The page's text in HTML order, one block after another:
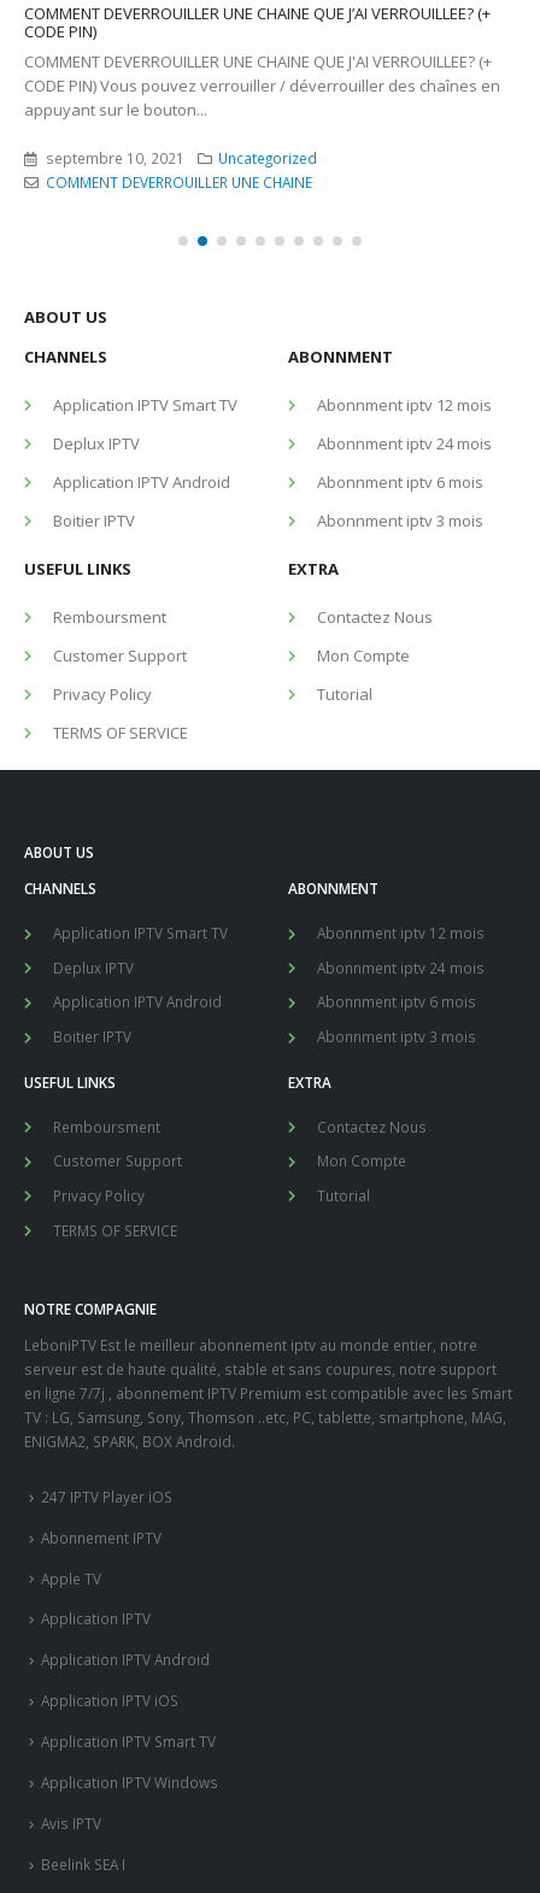
COMMENT DEVERROUILLER UNE CHAINE QUE J’AI VERROUILLEE? (+
CODE PIN)
COMMENT DEVERROUILLER UNE CHAINE QUE J'AI VERROUILLEE? (+
CODE PIN) Vous pouvez verrouiller / déverrouiller des chaînes en
appuyant sur le bouton...
septembre 10, 2021
Uncategorized
COMMENT DEVERROUILLER UNE CHAINE
ABOUT US
CHANNELS
Application IPTV Smart TV
Deplux IPTV
Application IPTV Android
Boitier IPTV
ABONNMENT
Abonnment iptv 12 mois
Abonnment iptv 24 mois
Abonnment iptv 6 mois
Abonnment iptv 3 mois
USEFUL LINKS
Remboursment
Customer Support
Privacy Policy
TERMS OF SERVICE
EXTRA
Contactez Nous
Mon Compte
Tutorial
ABOUT US
CHANNELS
Application IPTV Smart TV
Deplux IPTV
Application IPTV Android
Boitier IPTV
ABONNMENT
Abonnment iptv 12 mois
Abonnment iptv 24 mois
Abonnment iptv 6 mois
Abonnment iptv 3 mois
USEFUL LINKS
Remboursment
Customer Support
Privacy Policy
TERMS OF SERVICE
EXTRA
Contactez Nous
Mon Compte
Tutorial
NOTRE COMPAGNIE
LeboniPTV Est le meilleur abonnement iptv au monde entier, notre
serveur est de haute qualité, stable et sans coupures, notre support
en ligne 7/7j , abonnement IPTV Premium est compatible avec les Smart
TV : LG, Samsung, Sony, Thomson ..etc, PC, tablette, smartphone, MAG,
ENIGMA2, SPARK, BOX Android.
247 IPTV Player iOS
Abonnement IPTV
Apple TV
Application IPTV
Application IPTV Android
Application IPTV iOS
Application IPTV Smart TV
Application IPTV Windows
Avis IPTV
Beelink SEA I